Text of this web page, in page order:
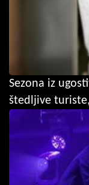
Sezona iz
štedljive